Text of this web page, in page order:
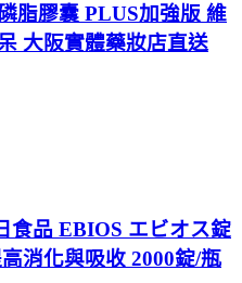
脂膠囊 PLUS加強版 維
大阪實體藥妝店直送
食品 EBIOS エビオス錠
消化與吸收 2000錠/瓶